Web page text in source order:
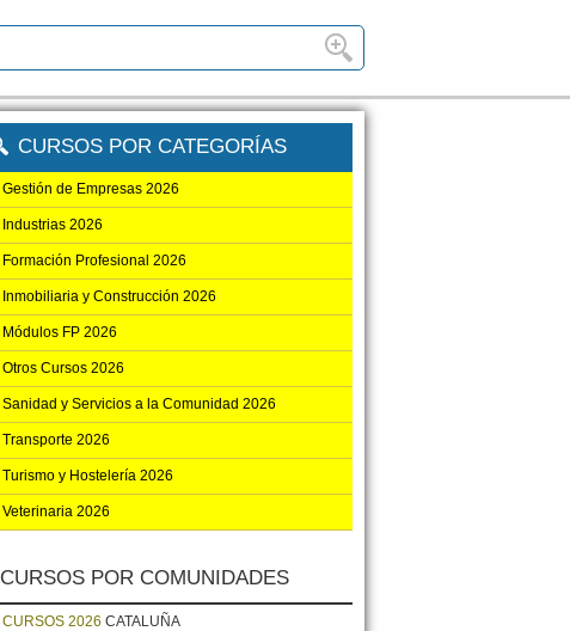
CURSOS POR CATEGORÍAS
Gestión de Empresas 2026
Industrias 2026
Formación Profesional 2026
Inmobiliaria y Construcción 2026
Módulos FP 2026
Otros Cursos 2026
Sanidad y Servicios a la Comunidad 2026
Transporte 2026
Turismo y Hostelería 2026
Veterinaria 2026
CURSOS POR COMUNIDADES
CURSOS 2026 CATALUÑA